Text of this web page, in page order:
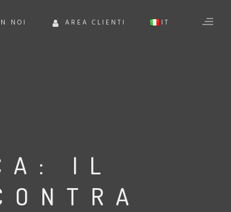
NOI AREA CLIENTI IT
IL